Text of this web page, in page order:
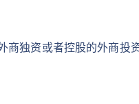
独资或者控股的外商投